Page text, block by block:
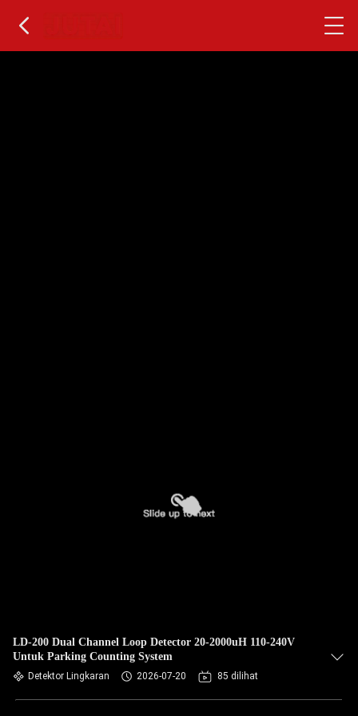
LD-200 Dual Channel Loop Detector 20-2000uH 110-240V
Untuk Parking Counting System
Detektor Lingkaran 2026-07-20 85 dilihat